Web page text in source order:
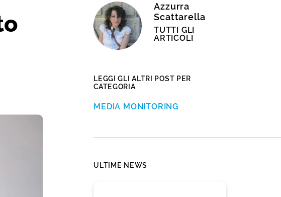
Azzurra
Scattarella
TUTTI GLI
ARTICOLI
LEGGI GLI ALTRI POST PER
CATEGORIA
MEDIA MONITORING
ULTIME NEWS